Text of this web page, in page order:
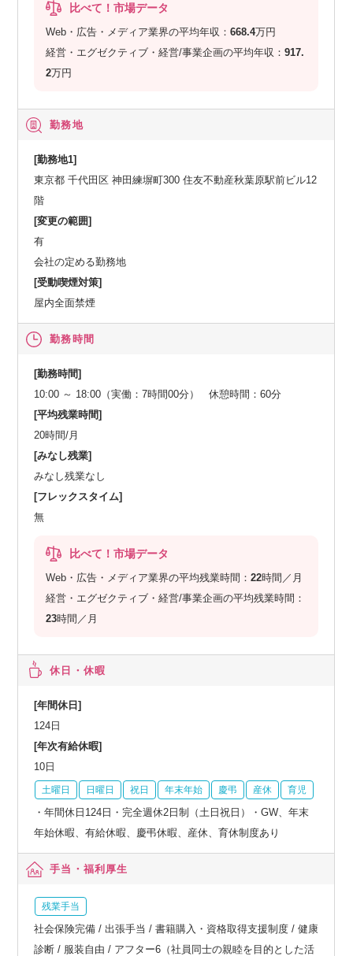
比べて！市場データ
Web・広告・メディア業界の平均年収：668.4万円
経営・エグゼクティブ・経営/事業企画の平均年収：917.
2万円
勤務地
[勤務地1]
東京都 千代田区 神田練塀町300 住友不動産秋葉原駅前ビル12
階
[変更の範囲]
有
会社の定める勤務地
[受動喫煙対策]
屋内全面禁煙
勤務時間
[勤務時間]
10:00 ～ 18:00（実働：7時間00分） 休憩時間：60分
[平均残業時間]
20時間/月
[みなし残業]
みなし残業なし
[フレックスタイム]
無
比べて！市場データ
Web・広告・メディア業界の平均残業時間：22時間／月
経営・エグゼクティブ・経営/事業企画の平均残業時間：
23時間／月
休日・休暇
[年間休日]
124日
[年次有給休暇]
10日
土曜日 日曜日 祝日 年末年始 慶弔 産休 育児
・年間休日124日・完全週休2日制（土日祝日）・GW、年末
年始休暇、有給休暇、慶弔休暇、産休、育休制度あり
手当・福利厚生
残業手当
社会保険完備 / 出張手当 / 書籍購入・資格取得支援制度 / 健康
診断 / 服装自由 / アフター6（社員同士の親睦を目的とした活